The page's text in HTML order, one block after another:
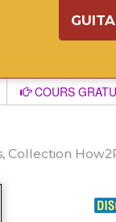
COURS
Collection